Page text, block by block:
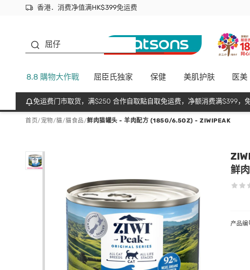
香港．消费净值满HK$399免运费
立即成为易赏钱会员尽享独家优惠
首次APP下单买满$450 输入 NEWAPP 即减$50
屈仔
8.8 購物大作戰 屈臣氏独家 保健 美肌护肤 医美
免运费门市取货，满$250 合作自取點自取免运费，净额消费满$399，免
首页/ 宠物/貓/貓食品/鲜肉猫罐头 - 羊肉配方 (185G/6.5OZ) - ZIWIPEAK
ZIWI
鲜
产品编